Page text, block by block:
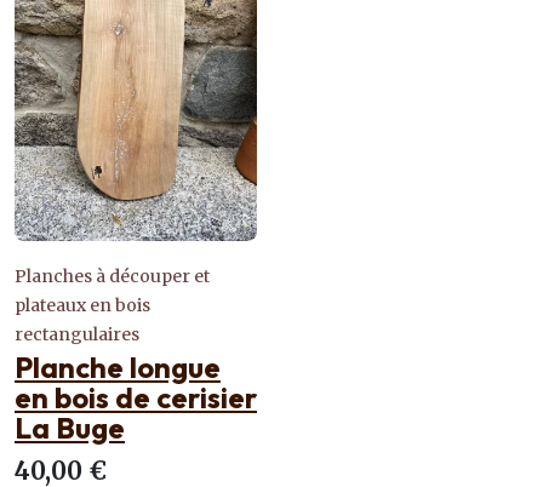
Planches à découper et
plateaux en bois
rectangulaires
Planche longue
en bois de cerisier
La Buge
40,00 €